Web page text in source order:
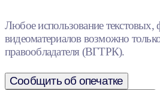
Любое использование текстовых,
видеоматериалов возможно
правообладателя (ВГТРК).
Сообщить об опечатке